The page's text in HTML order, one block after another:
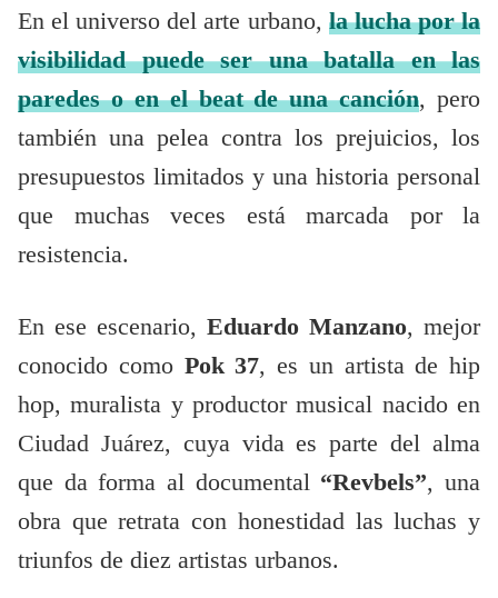
En el universo del arte urbano, la lucha por la
visibilidad puede ser una batalla en las
paredes o en el beat de una canción, pero
también una pelea contra los prejuicios, los
presupuestos limitados y una historia personal
que muchas veces está marcada por la
resistencia.
En ese escenario, Eduardo Manzano, mejor
conocido como Pok 37, es un artista de hip
hop, muralista y productor musical nacido en
Ciudad Juárez, cuya vida es parte del alma
que da forma al documental “Revbels”, una
obra que retrata con honestidad las luchas y
triunfos de diez artistas urbanos.